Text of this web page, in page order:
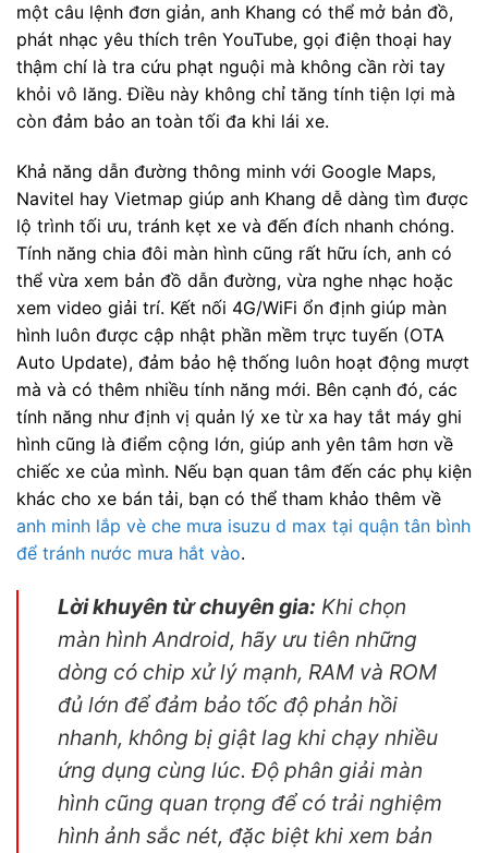
một câu lệnh đơn giản, anh Khang có thể mở bản đồ,
phát nhạc yêu thích trên YouTube, gọi điện thoại hay
thậm chí là tra cứu phạt nguội mà không cần rời tay
khỏi vô lăng. Điều này không chỉ tăng tính tiện lợi mà
còn đảm bảo an toàn tối đa khi lái xe.
Khả năng dẫn đường thông minh với Google Maps,
Navitel hay Vietmap giúp anh Khang dễ dàng tìm được
lộ trình tối ưu, tránh kẹt xe và đến đích nhanh chóng.
Tính năng chia đôi màn hình cũng rất hữu ích, anh có
thể vừa xem bản đồ dẫn đường, vừa nghe nhạc hoặc
xem video giải trí. Kết nối 4G/WiFi ổn định giúp màn
hình luôn được cập nhật phần mềm trực tuyến (OTA
Auto Update), đảm bảo hệ thống luôn hoạt động mượt
mà và có thêm nhiều tính năng mới. Bên cạnh đó, các
tính năng như định vị quản lý xe từ xa hay tắt máy ghi
hình cũng là điểm cộng lớn, giúp anh yên tâm hơn về
chiếc xe của mình. Nếu bạn quan tâm đến các phụ kiện
khác cho xe bán tải, bạn có thể tham khảo thêm về
anh minh lắp vè che mưa isuzu d max tại quận tân bình
để tránh nước mưa hắt vào.
Lời khuyên từ chuyên gia: Khi chọn
màn hình Android, hãy ưu tiên những
dòng có chip xử lý mạnh, RAM và ROM
đủ lớn để đảm bảo tốc độ phản hồi
nhanh, không bị giật lag khi chạy nhiều
ứng dụng cùng lúc. Độ phân giải màn
hình cũng quan trọng để có trải nghiệm
hình ảnh sắc nét, đặc biệt khi xem bản